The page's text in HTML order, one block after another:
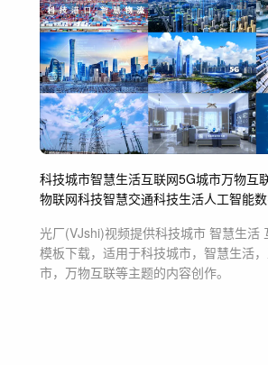
科技城市智慧生活互联网5G城市万物互
物联网科技智慧交通科技生活人工智能
光厂(VJshi)视频提供科技城市 智慧生活
模板下载，适用于科技城市，智慧生活
市，万物互联等主题的内容创作。